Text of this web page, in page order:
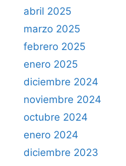
abril 2025
marzo 2025
febrero 2025
enero 2025
diciembre 2024
noviembre 2024
octubre 2024
enero 2024
diciembre 2023